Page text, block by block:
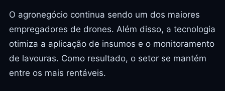
O agronegócio continua sendo um dos maiores
empregadores de drones. Além disso, a tecnologia
otimiza a aplicação de insumos e o monitoramento
de lavouras. Como resultado, o setor se mantém
entre os mais rentáveis.